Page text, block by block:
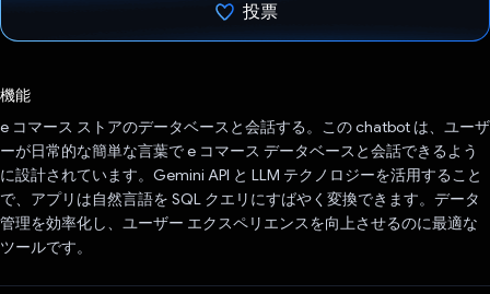
投票
機能
e コマース ストアのデータベースと会話する。この chatbot は、ユーザ
ーが日常的な簡単な言葉で e コマース データベースと会話できるよう
に設計されています。Gemini API と LLM テクノロジーを活用すること
で、アプリは自然言語を SQL クエリにすばやく変換できます。データ
管理を効率化し、ユーザー エクスペリエンスを向上させるのに最適な
ツールです。